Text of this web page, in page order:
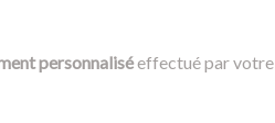
personnaliséeffectué par votre